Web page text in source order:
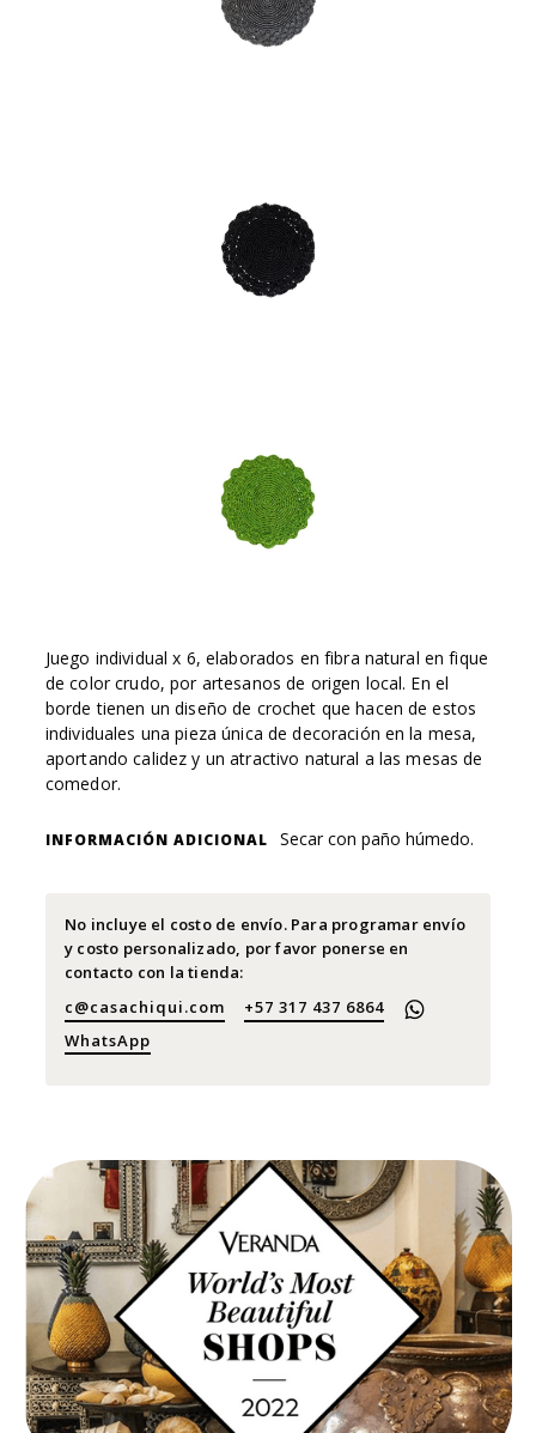
Juego individual x 6, elaborados en fibra natural en fique
de color crudo, por artesanos de origen local. En el
borde tienen un diseño de crochet que hacen de estos
individuales una pieza única de decoración en la mesa,
aportando calidez y un atractivo natural a las mesas de
comedor.
INFORMACIÓN ADICIONAL Secar con paño húmedo.
No incluye el costo de envío. Para programar envío
y costo personalizado, por favor ponerse en
contacto con la tienda:
c@casachiqui.com
+57 317 437 6864
WhatsApp